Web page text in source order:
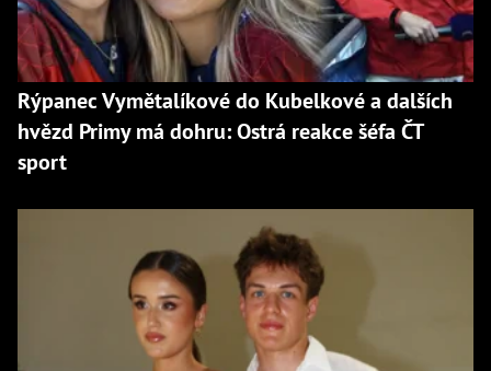
Rýpanec Vymětalíkové do Kubelkové a dalších
hvězd Primy má dohru: Ostrá reakce šéfa ČT
sport